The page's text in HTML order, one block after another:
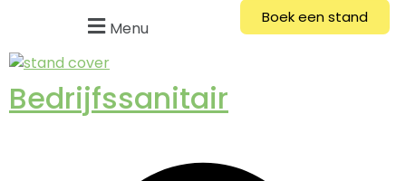
Menu
Boek een stand
Bedrijfssanitair